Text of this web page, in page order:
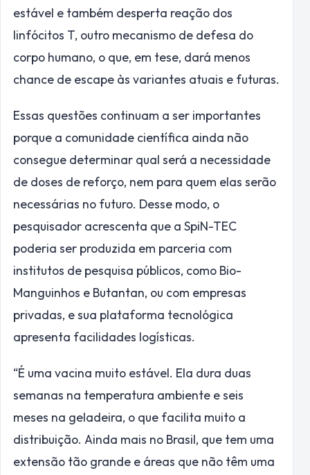
estável e também desperta reação dos
linfócitos T, outro mecanismo de defesa do
corpo humano, o que, em tese, dará menos
chance de escape às variantes atuais e futuras.
Essas questões continuam a ser importantes
porque a comunidade científica ainda não
consegue determinar qual será a necessidade
de doses de reforço, nem para quem elas serão
necessárias no futuro. Desse modo, o
pesquisador acrescenta que a SpiN-TEC
poderia ser produzida em parceria com
institutos de pesquisa públicos, como Bio-
Manguinhos e Butantan, ou com empresas
privadas, e sua plataforma tecnológica
apresenta facilidades logísticas.
“É uma vacina muito estável. Ela dura duas
semanas na temperatura ambiente e seis
meses na geladeira, o que facilita muito a
distribuição. Ainda mais no Brasil, que tem uma
extensão tão grande e áreas que não têm uma